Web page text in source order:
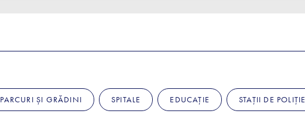
PARCURI ȘI GRĂDINI SPITALE EDUCAȚIE STAȚII DE POLIȚIE